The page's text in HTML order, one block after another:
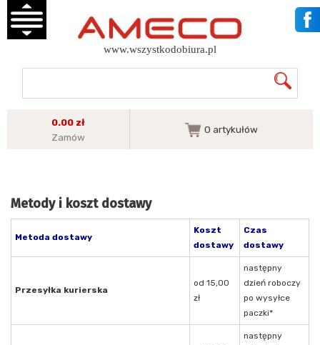
www.wszystkodobiura.pl
0.00 zł
Zamów
0 artykułów
Metody i koszt dostawy
Metoda dostawy
Koszt
dostawy
Czas
dostawy
Przesyłka kurierska
od 15,00
zł
następny
dzień roboczy
po wysyłce
paczki*
następny